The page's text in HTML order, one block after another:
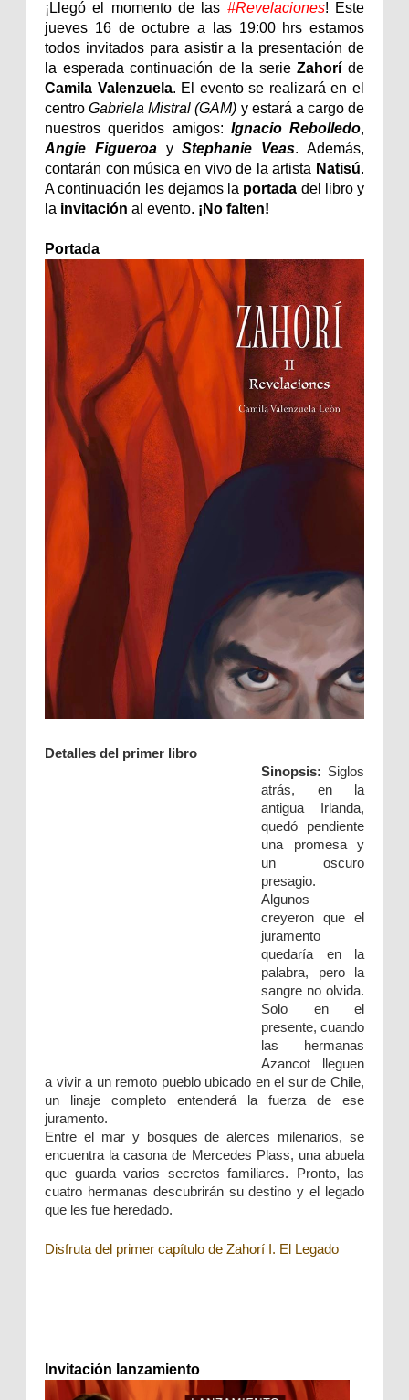
¡Llegó el momento de las #Revelaciones! Este
jueves 16 de octubre a las 19:00 hrs estamos
todos invitados para asistir a la presentación de
la esperada continuación de la serieZahoríde
Camila Valenzuela. El evento se realizará en el
centroGabriela Mistral (GAM) y estará a cargo de
nuestros queridos amigos: Ignacio Rebolledo,
Angie FigueroayStephanie Veas. Además,
contarán con música en vivo de la artista Natisú.
A continuación les dejamos la portada del libro y
la invitación al evento. ¡No falten!
Portada
Detalles del primer libro
Sinopsis: Siglos
atrás, en la
antigua Irlanda,
quedó pendiente
una promesa y
un oscuro
presagio.
Algunos
creyeron que el
juramento
quedaría en la
palabra, pero la
sangre no olvida.
Solo en el
presente, cuando
las hermanas
Azancot lleguen
a vivir a un remoto pueblo ubicado en el sur de Chile,
un linaje completo entenderá la fuerza de ese
juramento.
Entre el mar y bosques de alerces milenarios, se
encuentra la casona de Mercedes Plass, una abuela
que guarda varios secretos familiares. Pronto, las
cuatro hermanas descubrirán su destino y el legado
que les fue heredado.
Disfruta del primer capítulo de Zahorí I. El Legado
Invitación lanzamiento